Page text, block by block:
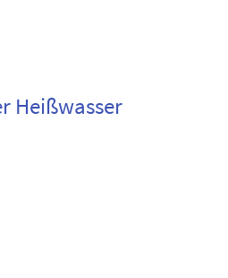
Heißwasser